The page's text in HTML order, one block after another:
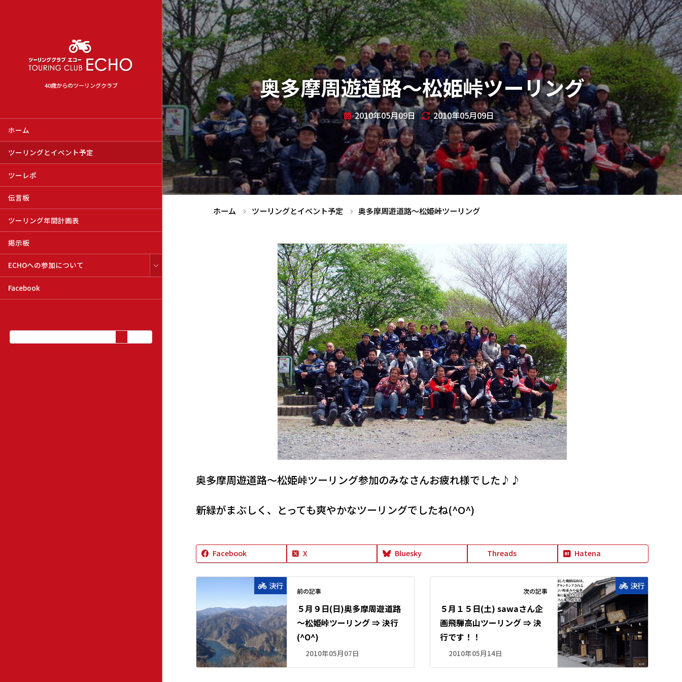
40歳からのツーリングクラブ
ホーム
ツーリングとイベント予定
ツーレポ
伝言板
ツーリング年間計画表
掲示板
ECHOへの参加について
Facebook
奥多摩周遊道路～松姫峠ツーリング
2010年05月09日 2010年05月09日
ホーム ツーリングとイベント予定 奥多摩周遊道路～松姫峠ツーリング
奥多摩周遊道路～松姫峠ツーリング参加のみなさんお疲れ様でした♪♪
新緑がまぶしく、とっても爽やかなツーリングでしたね(^O^)
Facebook X Bluesky Threads Hatena
決行
前の記事
５月９日(日)奥多摩周遊道路
～松姫峠ツーリング ⇒ 決行
(^O^)
2010年05月07日
決行
次の記事
５月１５日(土) sawaさん企
画飛騨高山ツーリング ⇒ 決
行です！！
2010年05月14日